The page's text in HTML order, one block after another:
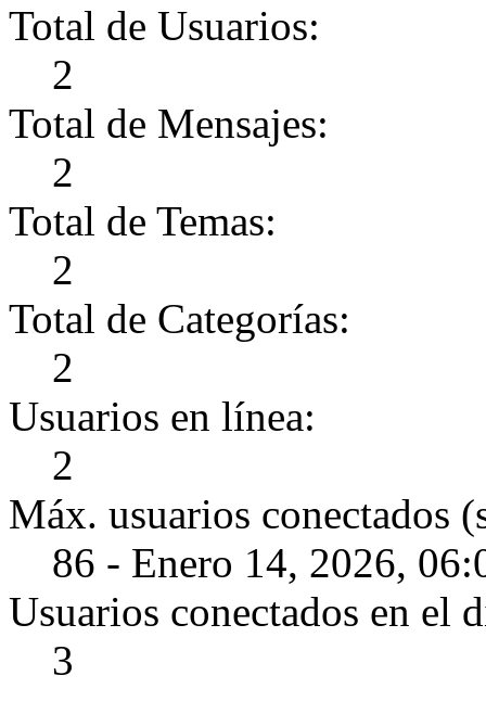
Total de Usuarios:
2
Total de Mensajes:
2
Total de Temas:
2
Total de Categorías:
2
Usuarios en línea:
2
Máx. usuarios conectados
86 - Enero 14, 2026,
Usuarios conectados en el
3